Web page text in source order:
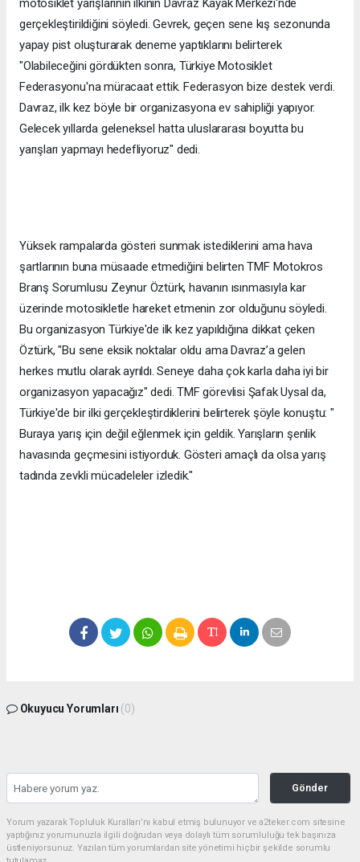
motosiklet yarışlarının ilkinin Davraz Kayak Merkezi'nde
gerçekleştirildiğini söyledi. Gevrek, geçen sene kış sezonunda
yapay pist oluşturarak deneme yaptıklarını belirterek
"Olabileceğini gördükten sonra, Türkiye Motosiklet
Federasyonu'na müracaat ettik. Federasyon bize destek verdi.
Davraz, ilk kez böyle bir organizasyona ev sahipliği yapıyor.
Gelecek yıllarda geleneksel hatta uluslararası boyutta bu
yarışları yapmayı hedefliyoruz" dedi.
Yüksek rampalarda gösteri sunmak istediklerini ama hava
şartlarının buna müsaade etmediğini belirten TMF Motokros
Branş Sorumlusu Zeynur Öztürk, havanın ısınmasıyla kar
üzerinde motosikletle hareket etmenin zor olduğunu söyledi.
Bu organizasyon Türkiye'de ilk kez yapıldığına dikkat çeken
Öztürk, "Bu sene eksik noktalar oldu ama Davraz’a gelen
herkes mutlu olarak ayrıldı. Seneye daha çok karla daha iyi bir
organizasyon yapacağız" dedi. TMF görevlisi Şafak Uysal da,
Türkiye'de bir ilki gerçekleştirdiklerini belirterek şöyle konuştu: "
Buraya yarış için değil eğlenmek için geldik. Yarışların şenlik
havasında geçmesini istiyorduk. Gösteri amaçlı da olsa yarış
tadında zevkli mücadeleler izledik."
Okuyucu Yorumları (0)
Gönder
Yorum yazarak Topluluk Kuralları’nı kabul etmiş bulunuyor ve a2teker.com sitesine
yaptığınız yorumunuzla ilgili doğrudan veya dolaylı tüm sorumluluğu tek başınıza
üstleniyorsunuz. Yazılan tüm yorumlardan site yönetimi hiçbir şekilde sorumlu